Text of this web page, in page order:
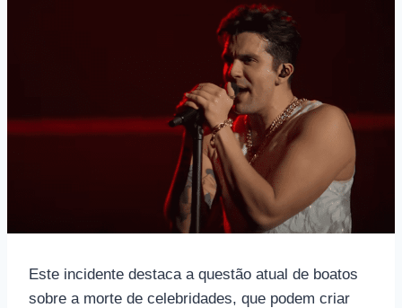
Este incidente destaca a questão atual de boatos
sobre a morte de celebridades, que podem criar